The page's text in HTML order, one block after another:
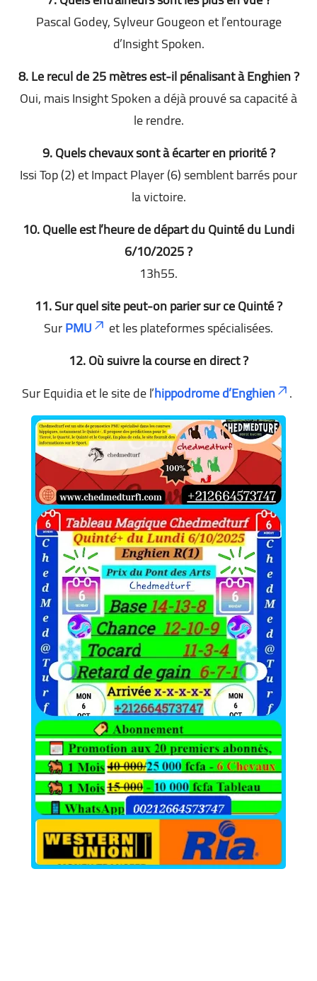
Pascal Godey, Sylveur Gougeon et l’entourage
d’Insight Spoken.
8. Le recul de 25 mètres est-il pénalisant à Enghien ?
Oui, mais Insight Spoken a déjà prouvé sa capacité à
le rendre.
9. Quels chevaux sont à écarter en priorité ?
Issi Top (2) et Impact Player (6) semblent barrés pour
la victoire.
10. Quelle est l’heure de départ du Quinté du Lundi
6/10/2025 ?
13h55.
11. Sur quel site peut-on parier sur ce Quinté ?
SurPMU
et les plateformes spécialisées.
12. Où suivre la course en direct ?
Sur Equidia et le site de l’hippodrome d’Enghien .